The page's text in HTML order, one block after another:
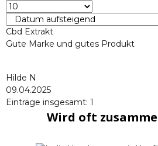
Cbd Extrakt
Gute Marke und gutes Produkt
Hilde N
09.04.2025
Einträge insgesamt: 1
Wird oft